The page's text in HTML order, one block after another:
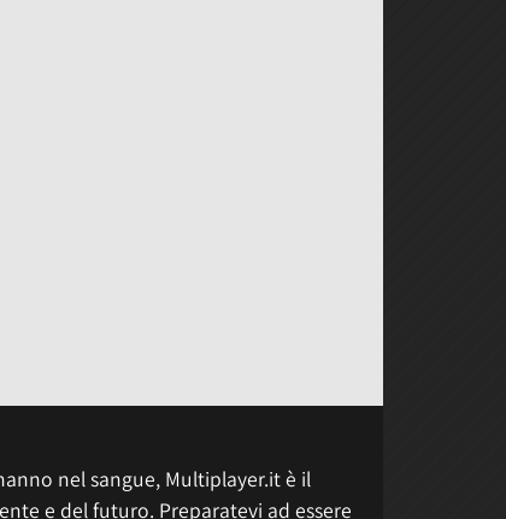
nel sangue, Multiplayer.it è il
e del futuro. Preparatevi ad essere